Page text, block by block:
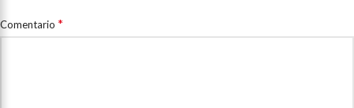
Comentario *